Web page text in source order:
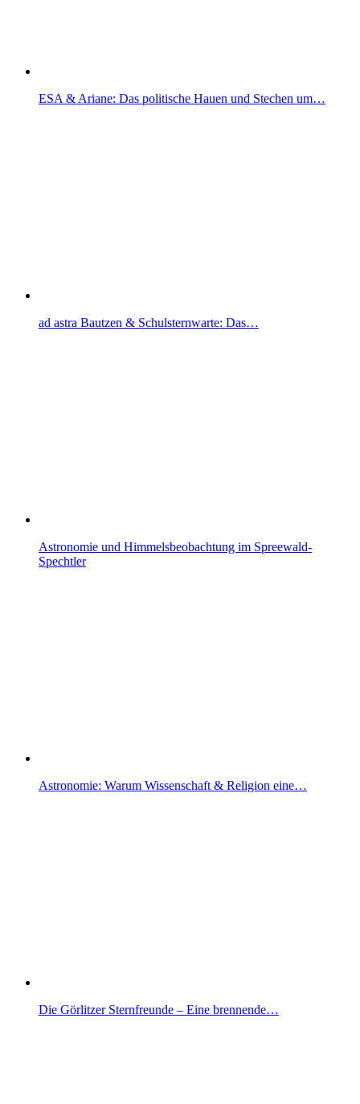
ESA & Ariane: Das politische Hauen und Stechen um…
ad astra Bautzen & Schulsternwarte: Das…
Astronomie und Himmelsbeobachtung im Spreewald-
Spechtler
Astronomie: Warum Wissenschaft & Religion eine…
Die Görlitzer Sternfreunde – Eine brennende…